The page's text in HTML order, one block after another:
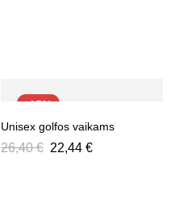
-15%
Unisex golfos vaikams
26,40€ 22,44 €